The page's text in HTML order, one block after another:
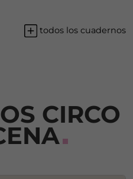
todos los cuadernos
CIRCO